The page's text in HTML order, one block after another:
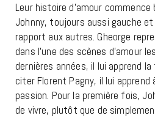
Leur histoire d’amour
Johnny, toujours aussi gauche
rapport aux autres. Gheorge
dans l’une des scènes d’amour
dernières années, il lui apprend
citer Florent Pagny, il lui apprend
passion. Pour la première fois,
de vivre, plutôt que de